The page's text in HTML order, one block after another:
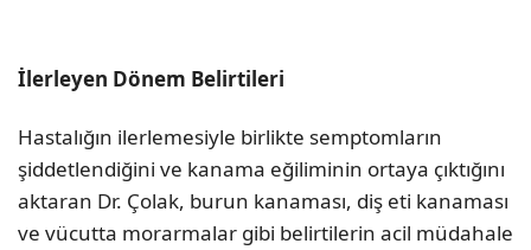
İlerleyen Dönem Belirtileri
Hastalığın ilerlemesiyle birlikte semptomların
şiddetlendiğini ve kanama eğiliminin ortaya çıktığını
aktaran Dr. Çolak, burun kanaması, diş eti kanaması
ve vücutta morarmalar gibi belirtilerin acil müdahale